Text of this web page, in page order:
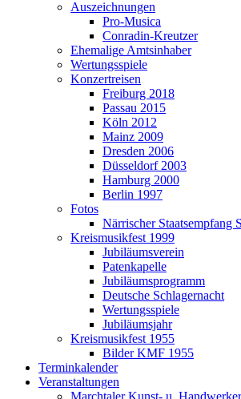
Auszeichnungen
Pro-Musica
Conradin-Kreutzer
Ehemalige Amtsinhaber
Wertungsspiele
Konzertreisen
Freiburg 2018
Passau 2015
Köln 2012
Mainz 2009
Dresden 2006
Düsseldorf 2003
Hamburg 2000
Berlin 1997
Fotos
Närrischer Staatsempfang
Kreismusikfest 1999
Jubiläumsverein
Patenkapelle
Jubiläumsprogramm
Deutsche Schlagernacht
Wertungsspiele
Jubiläumsjahr
Kreismusikfest 1955
Bilder KMF 1955
Terminkalender
Veranstaltungen
Marchtaler Kunst- u.